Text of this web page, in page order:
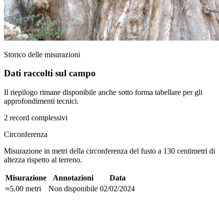
Storico delle misurazioni
Dati raccolti sul campo
Il riepilogo rimane disponibile anche sotto forma tabellare per gli
approfondimenti tecnici.
2 record complessivi
Circonferenza
Misurazione in metri della circonferenza del fusto a 130 centimetri di
altezza rispetto al terreno.
Misurazione Annotazioni
Data
≈5.00 metri
Non disponibile 02/02/2024